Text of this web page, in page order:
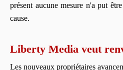
présent aucune mesure n'a put
cause.
Liberty Media veut
Les nouveaux propriétaires